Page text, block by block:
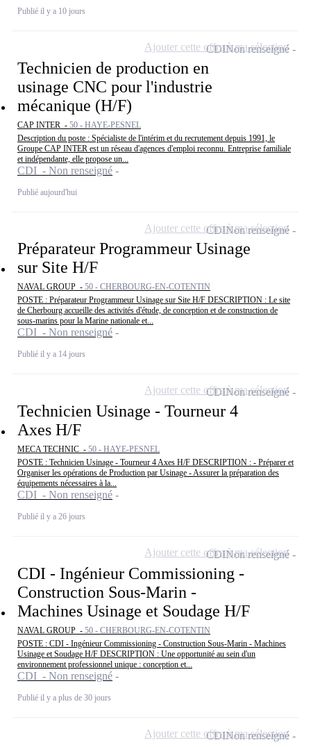
Publié il y a 10 jours
Technicien de production en
usinage CNC pour l'industrie
mécanique (H/F)
CAP INTER - 50 - HAYE-PESNEL
Description du poste : Spécialiste de l'intérim et du recrutement depuis 1991, le
Groupe CAP INTER est un réseau d'agences d'emploi reconnu. Entreprise familiale
et indépendante, elle propose un...
CDI - Non renseigné
Publié aujourd'hui
CDINon renseigné
Ajouter cette offre à ma sélection
Préparateur Programmeur Usinage
sur Site H/F
NAVAL GROUP - 50 - CHERBOURG-EN-COTENTIN
POSTE : Préparateur Programmeur Usinage sur Site H/F DESCRIPTION : Le site
de Cherbourg accueille des activités d'étude, de conception et de construction de
sous-marins pour la Marine nationale et...
CDI - Non renseigné
Publié il y a 14 jours
CDINon renseigné
Ajouter cette offre à ma sélection
Technicien Usinage - Tourneur 4
Axes H/F
MECA TECHNIC - 50 - HAYE-PESNEL
POSTE : Technicien Usinage - Tourneur 4 Axes H/F DESCRIPTION : - Préparer et
Organiser les opérations de Production par Usinage - Assurer la préparation des
équipements nécessaires à la...
CDI - Non renseigné
Publié il y a 26 jours
CDINon renseigné
Ajouter cette offre à ma sélection
CDI - Ingénieur Commissioning -
Construction Sous-Marin -
Machines Usinage et Soudage H/F
NAVAL GROUP - 50 - CHERBOURG-EN-COTENTIN
POSTE : CDI - Ingénieur Commissioning - Construction Sous-Marin - Machines
Usinage et Soudage H/F DESCRIPTION : Une opportunité au sein d'un
environnement professionnel unique : conception et...
CDI - Non renseigné
Publié il y a plus de 30 jours
CDINon renseigné
Ajouter cette offre à ma sélection
CDINon renseigné
Ajouter cette offre à ma sélection